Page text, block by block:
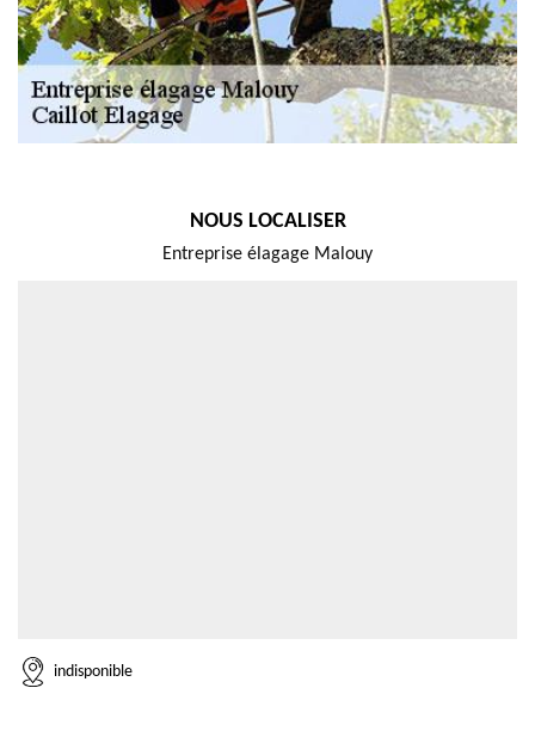
NOUS LOCALISER
Entreprise élagage Malouy
indisponible